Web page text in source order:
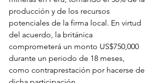
producción y de los recursos
potenciales de la firma local. En virtud
del acuerdo, la británica
comprometerá un monto US$750,000
durante un periodo de 18 meses,
como contraprestación por hacerse de